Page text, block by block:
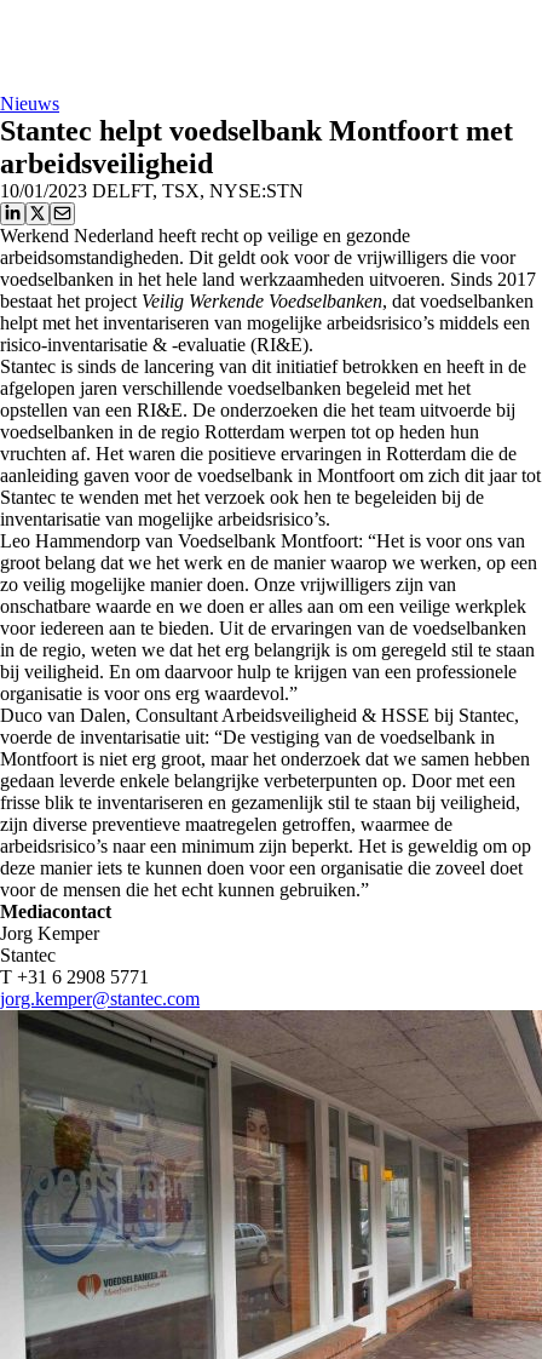
Nieuws
Stantec helpt voedselbank Montfoort met
arbeidsveiligheid
10/01/2023 DELFT, TSX, NYSE:STN
Werkend Nederland heeft recht op veilige en gezonde
arbeidsomstandigheden. Dit geldt ook voor de vrijwilligers die voor
voedselbanken in het hele land werkzaamheden uitvoeren. Sinds 2017
bestaat het project Veilig Werkende Voedselbanken, dat voedselbanken
helpt met het inventariseren van mogelijke arbeidsrisico’s middels een
risico-inventarisatie & -evaluatie (RI&E).
Stantec is sinds de lancering van dit initiatief betrokken en heeft in de
afgelopen jaren verschillende voedselbanken begeleid met het
opstellen van een RI&E. De onderzoeken die het team uitvoerde bij
voedselbanken in de regio Rotterdam werpen tot op heden hun
vruchten af. Het waren die positieve ervaringen in Rotterdam die de
aanleiding gaven voor de voedselbank in Montfoort om zich dit jaar tot
Stantec te wenden met het verzoek ook hen te begeleiden bij de
inventarisatie van mogelijke arbeidsrisico’s.
Leo Hammendorp van Voedselbank Montfoort: “Het is voor ons van
groot belang dat we het werk en de manier waarop we werken, op een
zo veilig mogelijke manier doen. Onze vrijwilligers zijn van
onschatbare waarde en we doen er alles aan om een veilige werkplek
voor iedereen aan te bieden. Uit de ervaringen van de voedselbanken
in de regio, weten we dat het erg belangrijk is om geregeld stil te staan
bij veiligheid. En om daarvoor hulp te krijgen van een professionele
organisatie is voor ons erg waardevol.”
Duco van Dalen, Consultant Arbeidsveiligheid & HSSE bij Stantec,
voerde de inventarisatie uit: “De vestiging van de voedselbank in
Montfoort is niet erg groot, maar het onderzoek dat we samen hebben
gedaan leverde enkele belangrijke verbeterpunten op. Door met een
frisse blik te inventariseren en gezamenlijk stil te staan bij veiligheid,
zijn diverse preventieve maatregelen getroffen, waarmee de
arbeidsrisico’s naar een minimum zijn beperkt. Het is geweldig om op
deze manier iets te kunnen doen voor een organisatie die zoveel doet
voor de mensen die het echt kunnen gebruiken.”
Mediacontact
Jorg Kemper
Stantec
T +31 6 2908 5771
jorg.kemper@stantec.com